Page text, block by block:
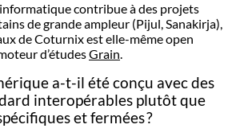
contribue à des projets
de grande ampleur (Pijul, Sanakirja),
de Coturnix est elle-même open
d’étudesGrain.
a-t-il été conçu avec des
interopérables plutôt que
et fermées ?